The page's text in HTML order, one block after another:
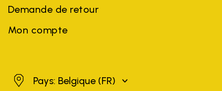
Demande de retour
Mon compte
BelgiquePays: Belgique (FR)